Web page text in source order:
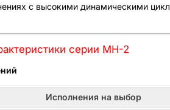
с высокими динамическими
серии MH-2
Исполнения на выбор